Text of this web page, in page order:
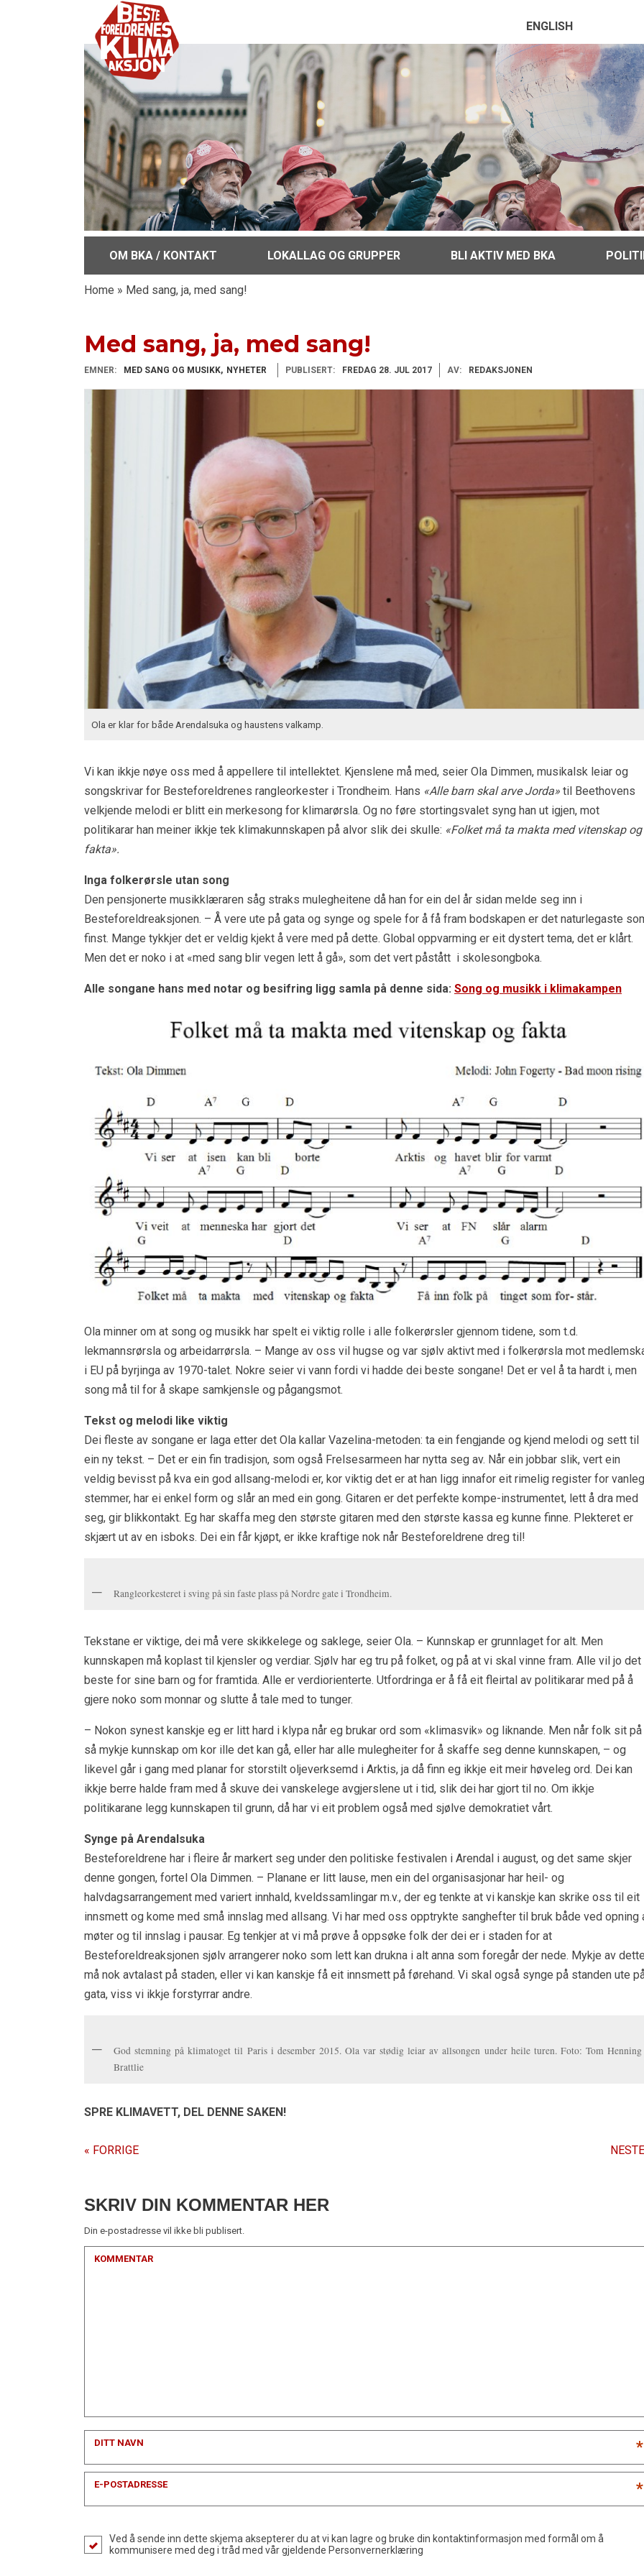
ENGLISH
OM BKA / KONTAKT LOKALLAG OG GRUPPER BLI AKTIV MED BKA
Home » Med sang, ja, med sang!
Med sang, ja, med sang!
EMNER: MED SANG OG MUSIKK NYHETER PUBLISERT: FREDAG 28. JUL 2017 AV: REDAKSJONEN
Ola er klar for både Arendalsuka og haustens valkamp.
Vi kan ikkje nøye oss med å appellere til intellektet. Kjenslene må med, seier Ola Dimmen, musikalsk leiar og
songskrivar for Besteforeldrenes rangleorkester i Trondheim. Hans «Alle barn skal arve Jorda» til Beethovens
velkjende melodi er blitt ein merkesong for klimarørsla. Og no føre stortingsvalet syng han ut igjen, mot
politikarar han meiner ikkje tek klimakunnskapen på alvor slik dei skulle: «Folket må ta makta med vitenskap og
fakta».
Inga folkerørsle utan song
Den pensjonerte musikklæraren såg straks mulegheitene då han for ein del år sidan melde seg inn i
Besteforeldreaksjonen. – Å vere ute på gata og synge og spele for å få fram bodskapen er det naturlegaste
finst. Mange tykkjer det er veldig kjekt å vere med på dette. Global oppvarming er eit dystert tema, det er klårt.
Men det er noko i at «med sang blir vegen lett å gå», som det vert påstått i skolesongboka.
Alle songane hans med notar og besifring ligg samla på denne sida: Song og musikk i klimakampen
Ola minner om at song og musikk har spelt ei viktig rolle i alle folkerørsler gjennom tidene, som t.d.
lekmannsrørsla og arbeidarrørsla. – Mange av oss vil hugse og var sjølv aktivt med i folkerørsla mot
i EU på byrjinga av 1970-talet. Nokre seier vi vann fordi vi hadde dei beste songane! Det er vel å ta hardt i, men
song må til for å skape samkjensle og pågangsmot.
Tekst og melodi like viktig
Dei fleste av songane er laga etter det Ola kallar Vazelina-metoden: ta ein fengjande og kjend melodi og sett til
ein ny tekst. – Det er ein fin tradisjon, som også Frelsesarmeen har nytta seg av. Når ein jobbar slik, vert ein
veldig bevisst på kva ein god allsang-melodi er, kor viktig det er at han ligg innafor eit rimelig register for
stemmer, har ei enkel form og slår an med ein gong. Gitaren er det perfekte kompe-instrumentet, lett å dra med
seg, gir blikkontakt. Eg har skaffa meg den største gitaren med den største kassa eg kunne finne. Plekteret er
skjært ut av en isboks. Dei ein får kjøpt, er ikke kraftige nok når Besteforeldrene dreg til!
Rangleorkesteret i sving på sin faste plass på Nordre gate i Trondheim.
Tekstane er viktige, dei må vere skikkelege og saklege, seier Ola. – Kunnskap er grunnlaget for alt. Men
kunnskapen må koplast til kjensler og verdiar. Sjølv har eg tru på folket, og på at vi skal vinne fram. Alle vil jo det
beste for sine barn og for framtida. Alle er verdiorienterte. Utfordringa er å få eit fleirtal av politikarar med på å
gjere noko som monnar og slutte å tale med to tunger.
– Nokon synest kanskje eg er litt hard i klypa når eg brukar ord som «klimasvik» og liknande. Men når folk sit på
så mykje kunnskap om kor ille det kan gå, eller har alle mulegheiter for å skaffe seg denne kunnskapen, – og
likevel går i gang med planar for storstilt oljeverksemd i Arktis, ja då finn eg ikkje eit meir høveleg ord. Dei kan
ikkje berre halde fram med å skuve dei vanskelege avgjerslene ut i tid, slik dei har gjort til no. Om ikkje
politikarane legg kunnskapen til grunn, då har vi eit problem også med sjølve demokratiet vårt.
Synge på Arendalsuka
Besteforeldrene har i fleire år markert seg under den politiske festivalen i Arendal i august, og det same skjer
denne gongen, fortel Ola Dimmen. – Planane er litt lause, men ein del organisasjonar har heil- og
halvdagsarrangement med variert innhald, kveldssamlingar m.v., der eg tenkte at vi kanskje kan skrike oss til eit
innsmett og kome med små innslag med allsang. Vi har med oss opptrykte sanghefter til bruk både ved opning
møter og til innslag i pausar. Eg tenkjer at vi må prøve å oppsøke folk der dei er i staden for at
Besteforeldreaksjonen sjølv arrangerer noko som lett kan drukna i alt anna som foregår der nede. Mykje av
må nok avtalast på staden, eller vi kan kanskje få eit innsmett på førehand. Vi skal også synge på standen ute
gata, viss vi ikkje forstyrrar andre.
God stemning på klimatoget til Paris i desember 2015. Ola var stødig leiar av allsongen under heile turen. Foto: Tom Henning
Brattlie
SPRE KLIMAVETT, DEL DENNE SAKEN!
« FORRIGE
SKRIV DIN KOMMENTAR HER
Din e-postadresse vil ikke bli publisert.
KOMMENTAR
DITT NAVN *
E-POSTADRESSE *
Ved å sende inn dette skjema aksepterer du at vi kan lagre og bruke din kontaktinformasjon med formål om å
kommunisere med deg i tråd med vår gjeldende Personvernerklæring